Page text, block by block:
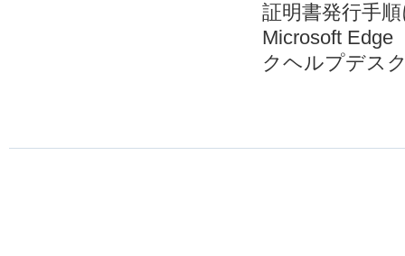
証明書発行手
Microsoft Edge
クヘルプデス